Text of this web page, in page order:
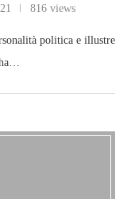
816 views
politica e illustre